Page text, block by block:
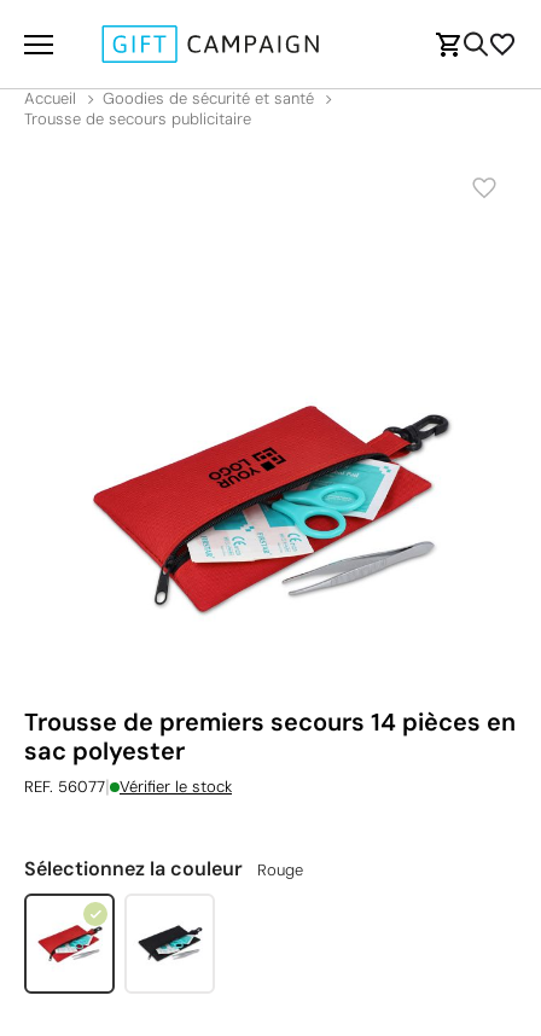
Accueil
Goodies de sécurité et santé
Trousse de secours publicitaire
Trousse de premiers secours 14 pièces en
sac polyester
REF. 56077| Vérifier le stock
Sélectionnez la couleur Rouge